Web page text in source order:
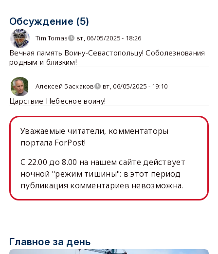
Обсуждение (5)
Tim Tomas вт, 06/05/2025 - 18:26
Вечная память Воину-Севастопольцу! Соболезнования
родным и близким!
Алексей Баскаков вт, 06/05/2025 - 19:10
Царствие Небесное воину!
Уважаемые читатели, комментаторы
портала ForPost!
C 22.00 до 8.00 на нашем сайте действует
ночной "режим тишины": в этот период
публикация комментариев невозможна.
Главное за день